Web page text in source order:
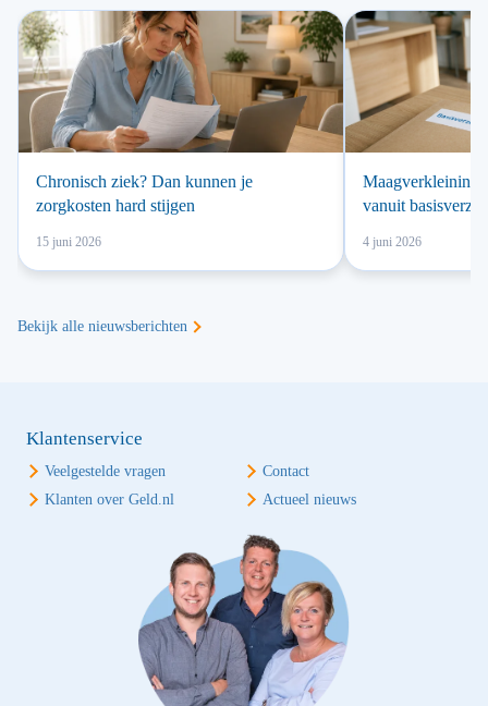
Chronisch ziek? Dan kunnen je
zorgkosten hard stijgen
15 juni 2026
Maagverkleining
vanuit
4 juni 2026
Bekijk alle nieuwsberichten
Klantenservice
Veelgestelde vragen
Contact
Klanten over Geld.nl
Actueel nieuws